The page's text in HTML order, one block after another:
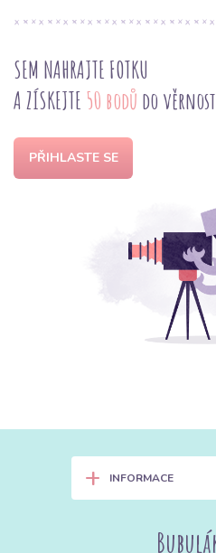
SEM NAHRAJTE FOTKU
A ZÍSKEJTE 50 bodů do
PŘIHLASTE SE
+ INFORMACE